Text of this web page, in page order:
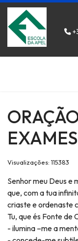
Visualizações: 115383
Senhor meu Deus e
que, com a tua
criaste e ordenaste
Tu, que és Fonte de
- ilumina –me a